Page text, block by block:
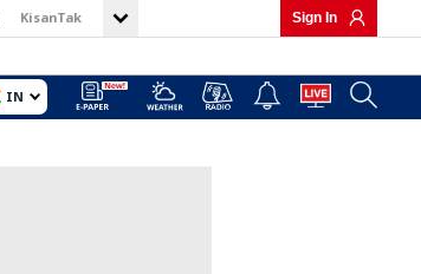
KisanTak Sign In
IN